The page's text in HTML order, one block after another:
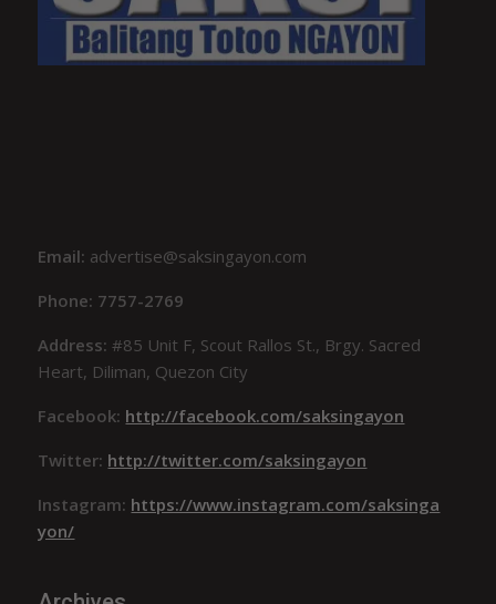
Email: advertise@saksingayon.com
Phone: 7757-2769
Address:#85 Unit F, Scout Rallos St., Brgy. Sacred
Heart, Diliman, Quezon City
Facebook: http://facebook.com/saksingayon
Twitter: http://twitter.com/saksingayon
Instagram: https://www.instagram.com/saksinga
yon/